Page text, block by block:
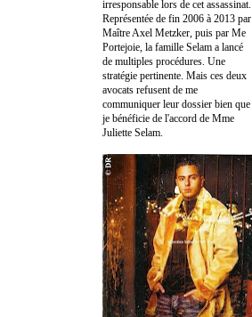
irresponsable lors de cet assassinat.
Représentée de fin 2006 à 2013 par
Maître Axel Metzker, puis par Me
Portejoie, la famille Selam a lancé
de multiples procédures. Une
stratégie pertinente. Mais ces deux
avocats refusent de me
communiquer leur dossier bien que
je bénéficie de l'accord de Mme
Juliette Selam.